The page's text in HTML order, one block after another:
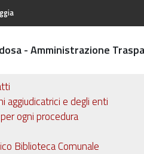
- Amministrazione
aggiudicatrici e degli enti
ogni procedura
Biblioteca Comunale